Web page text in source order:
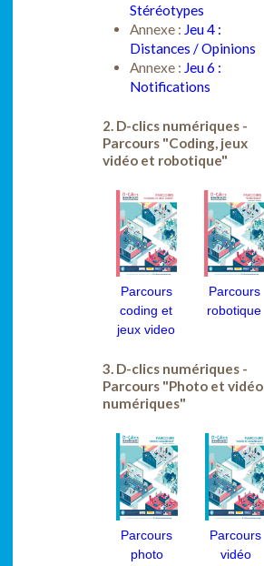
Stéréotypes
Annexe : Jeu 4 :
Distances / Opinions
Annexe : Jeu 6 :
Notifications
2. D-clics numériques -
Parcours "Coding, jeux
vidéo et robotique"
Parcours
coding et
jeux video
Parcours
robotique
3. D-clics numériques -
Parcours "Photo et vidéo
numériques"
Parcours
photo
Parcours
vidéo